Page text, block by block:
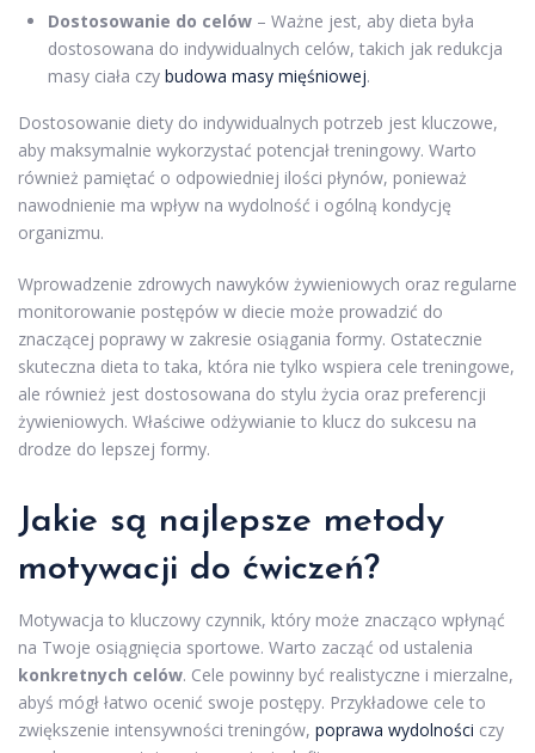
Dostosowanie do celów – Ważne jest, aby dieta była
dostosowana do indywidualnych celów, takich jak redukcja
masy ciała czy budowa masy mięśniowej.
Dostosowanie diety do indywidualnych potrzeb jest kluczowe,
aby maksymalnie wykorzystać potencjał treningowy. Warto
również pamiętać o odpowiedniej ilości płynów, ponieważ
nawodnienie ma wpływ na wydolność i ogólną kondycję
organizmu.
Wprowadzenie zdrowych nawyków żywieniowych oraz regularne
monitorowanie postępów w diecie może prowadzić do
znaczącej poprawy w zakresie osiągania formy. Ostatecznie
skuteczna dieta to taka, która nie tylko wspiera cele treningowe,
ale również jest dostosowana do stylu życia oraz preferencji
żywieniowych. Właściwe odżywianie to klucz do sukcesu na
drodze do lepszej formy.
Jakie są najlepsze metody
motywacji do ćwiczeń?
Motywacja to kluczowy czynnik, który może znacząco wpłynąć
na Twoje osiągnięcia sportowe. Warto zacząć od ustalenia
konkretnych celów. Cele powinny być realistyczne i mierzalne,
abyś mógł łatwo ocenić swoje postępy. Przykładowe cele to
zwiększenie intensywności treningów, poprawa wydolności czy